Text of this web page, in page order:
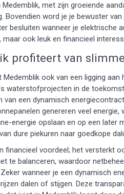
met zijn groeiende
Bovendien word je je bewuster
besluiten wanneer je
ook leuk en financieel
profiteert van
ook van een ligging
waterstofprojecten in de
een dynamisch
genereren veel
energie opslaan en op een later
dure piekuren naar goedkope
financieel voordeel; het versterkt
te balanceren, waardoor
wanneer je een dynamisch
dalen of stijgen. Deze